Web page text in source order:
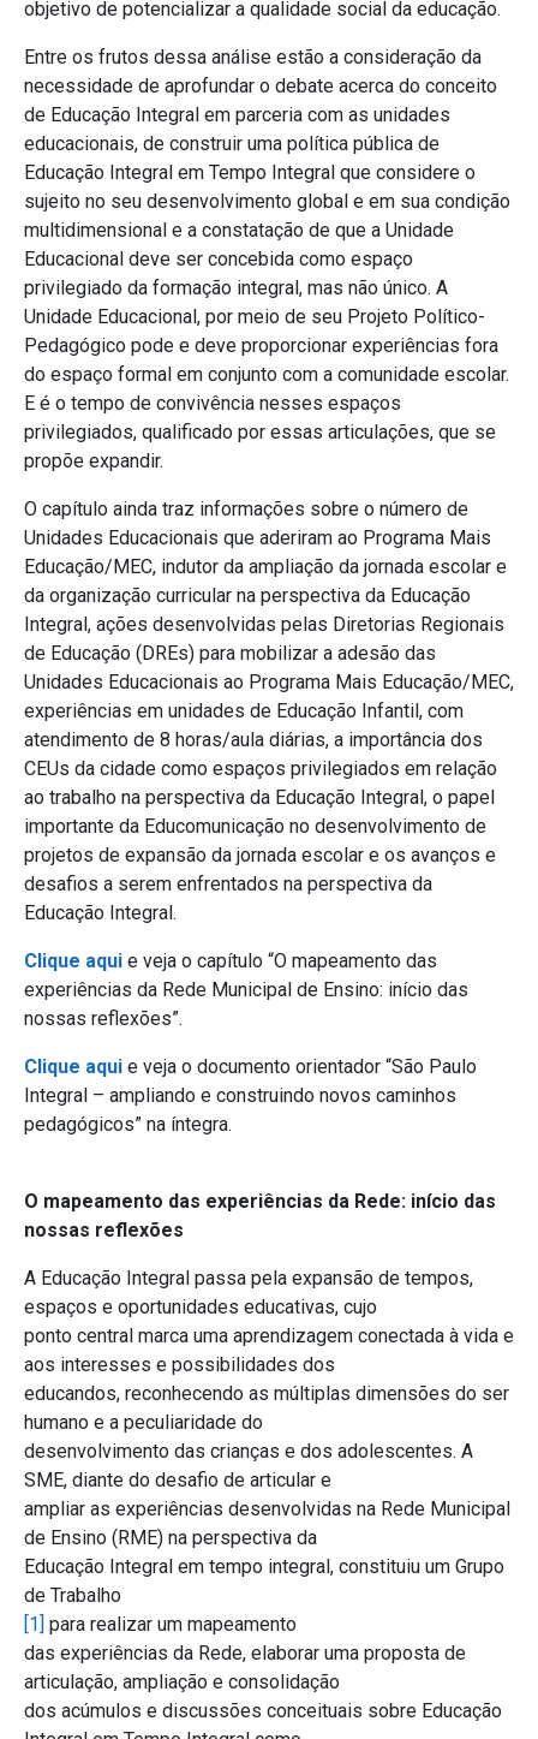
objetivo de potencializar a qualidade social da educação.
Entre os frutos dessa análise estão a consideração da
necessidade de aprofundar o debate acerca do conceito
de Educação Integral em parceria com as unidades
educacionais, de construir uma política pública de
Educação Integral em Tempo Integral que considere o
sujeito no seu desenvolvimento global e em sua condição
multidimensional e a constatação de que a Unidade
Educacional deve ser concebida como espaço
privilegiado da formação integral, mas não único. A
Unidade Educacional, por meio de seu Projeto Político-
Pedagógico pode e deve proporcionar experiências fora
do espaço formal em conjunto com a comunidade escolar.
E é o tempo de convivência nesses espaços
privilegiados, qualificado por essas articulações, que se
propõe expandir.
O capítulo ainda traz informações sobre o número de
Unidades Educacionais que aderiram ao Programa Mais
Educação/MEC, indutor da ampliação da jornada escolar e
da organização curricular na perspectiva da Educação
Integral, ações desenvolvidas pelas Diretorias Regionais
de Educação (DREs) para mobilizar a adesão das
Unidades Educacionais ao Programa Mais Educação/MEC,
experiências em unidades de Educação Infantil, com
atendimento de 8 horas/aula diárias, a importância dos
CEUs da cidade como espaços privilegiados em relação
ao trabalho na perspectiva da Educação Integral, o papel
importante da Educomunicação no desenvolvimento de
projetos de expansão da jornada escolar e os avanços e
desafios a serem enfrentados na perspectiva da
Educação Integral.
Clique aqui e veja o capítulo “O mapeamento das
experiências da Rede Municipal de Ensino: início das
nossas reflexões”.
Clique aqui e veja o documento orientador “São Paulo
Integral – ampliando e construindo novos caminhos
pedagógicos” na íntegra.
O mapeamento das experiências da Rede: início das
nossas reflexões
A Educação Integral passa pela expansão de tempos,
espaços e oportunidades educativas, cujo
ponto central marca uma aprendizagem conectada à vida e
aos interesses e possibilidades dos
educandos, reconhecendo as múltiplas dimensões do ser
humano e a peculiaridade do
desenvolvimento das crianças e dos adolescentes. A
SME, diante do desafio de articular e
ampliar as experiências desenvolvidas na Rede Municipal
de Ensino (RME) na perspectiva da
Educação Integral em tempo integral, constituiu um Grupo
de Trabalho
[1] para realizar um mapeamento
das experiências da Rede, elaborar uma proposta de
articulação, ampliação e consolidação
dos acúmulos e discussões conceituais sobre Educação